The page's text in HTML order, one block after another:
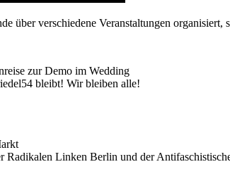
über verschiedene Veranstaltungen organisiert,
zur Demo im Wedding
bleibt! Wir bleiben alle!
Linken Berlin und der